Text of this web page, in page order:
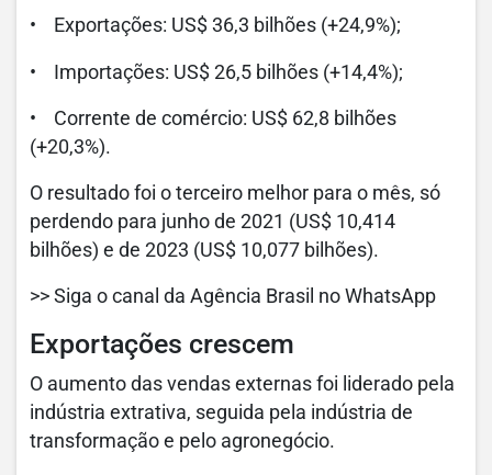
• Exportações: US$ 36,3 bilhões (+24,9%);
• Importações: US$ 26,5 bilhões (+14,4%);
• Corrente de comércio: US$ 62,8 bilhões
(+20,3%).
O resultado foi o terceiro melhor para o mês, só
perdendo para junho de 2021 (US$ 10,414
bilhões) e de 2023 (US$ 10,077 bilhões).
>> Siga o canal da Agência Brasil no WhatsApp
Exportações crescem
O aumento das vendas externas foi liderado pela
indústria extrativa, seguida pela indústria de
transformação e pelo agronegócio.